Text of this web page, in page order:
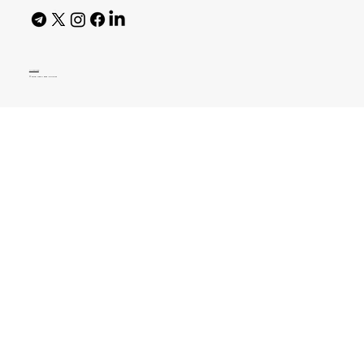
AI Policy
© 2026 High Bar Journal